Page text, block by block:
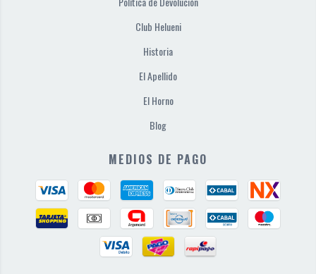
Club Helueni
Historia
El Apellido
El Horno
Blog
MEDIOS DE PAGO